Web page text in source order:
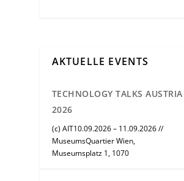
AKTUELLE EVENTS
TECHNOLOGY TALKS AUSTRIA
2026
(c) AIT10.09.2026 – 11.09.2026 //
MuseumsQuartier Wien,
Museumsplatz 1, 1070